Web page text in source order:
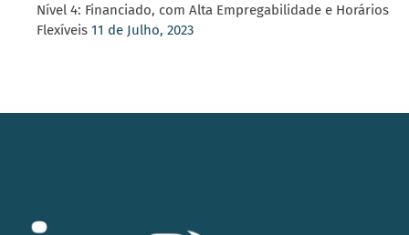
Nível 4: Financiado, com Alta Empregabilidade e Horários
Flexíveis 11 de Julho, 2023